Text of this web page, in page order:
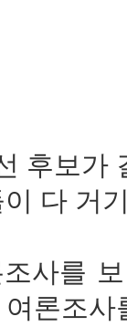
후보가
다 거
사를
론조